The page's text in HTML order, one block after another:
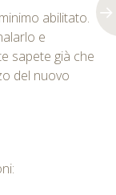
abilitato.
e
sapete già che
del nuovo